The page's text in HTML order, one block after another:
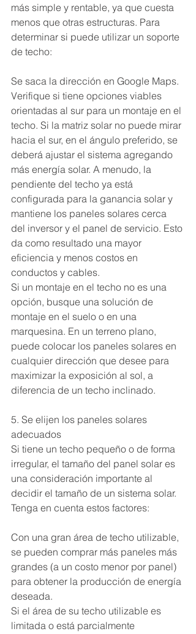
más simple y rentable, ya que cuesta
menos que otras estructuras. Para
determinar si puede utilizar un soporte
de techo:
Se saca la dirección en Google Maps.
Verifique si tiene opciones viables
orientadas al sur para un montaje en el
techo. Si la matriz solar no puede mirar
hacia el sur, en el ángulo preferido, se
deberá ajustar el sistema agregando
más energía solar. A menudo, la
pendiente del techo ya está
configurada para la ganancia solar y
mantiene los paneles solares cerca
del inversor y el panel de servicio. Esto
da como resultado una mayor
eficiencia y menos costos en
conductos y cables.
Si un montaje en el techo no es una
opción, busque una solución de
montaje en el suelo o en una
marquesina. En un terreno plano,
puede colocar los paneles solares en
cualquier dirección que desee para
maximizar la exposición al sol, a
diferencia de un techo inclinado.
5. Se elijen los paneles solares
adecuados
Si tiene un techo pequeño o de forma
irregular, el tamaño del panel solar es
una consideración importante al
decidir el tamaño de un sistema solar.
Tenga en cuenta estos factores:
Con una gran área de techo utilizable,
se pueden comprar más paneles más
grandes (a un costo menor por panel)
para obtener la producción de energía
deseada.
Si el área de su techo utilizable es
limitada o está parcialmente